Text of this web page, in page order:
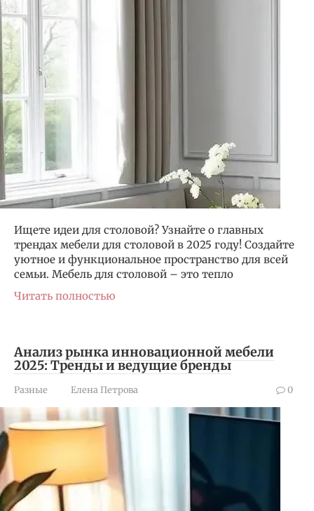
Ищете идеи для столовой? Узнайте о главных
трендах мебели для столовой в 2025 году! Создайте
уютное и функциональное пространство для всей
семьи. Мебель для столовой – это тепло
Читать полностью
Анализ рынка инновационной мебели
2025: Тренды и ведущие бренды
Разные Елена Петрова 0